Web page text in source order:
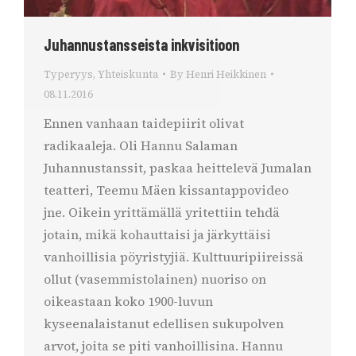
Juhannustansseista inkvisitioon
Typeryys, Yhteiskunta By Henri Heikkinen
08.11.2016
Ennen vanhaan taidepiirit olivat
radikaaleja. Oli Hannu Salaman
Juhannustanssit, paskaa heittelevä Jumalan
teatteri, Teemu Mäen kissantappovideo
jne. Oikein yrittämällä yritettiin tehdä
jotain, mikä kohauttaisi ja järkyttäisi
vanhoillisia pöyristyjiä. Kulttuuripiireissä
ollut (vasemmistolainen) nuoriso on
oikeastaan koko 1900-luvun
kyseenalaistanut edellisen sukupolven
arvot, joita se piti vanhoillisina. Hannu